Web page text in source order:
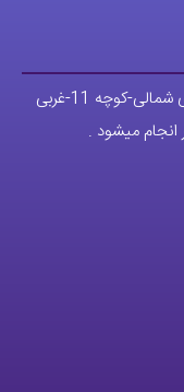
کوچه 11-غربی
انجام میشود .